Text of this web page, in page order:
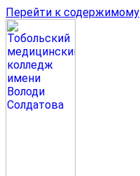
Перейти к содержимому